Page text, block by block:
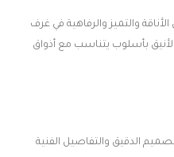
والتميز والرفاهية في غرف
الأثاث الأنيق بأسلوب يتناسب مع أذواق
لعام 2024 تتميز بالتصميم الدقيق والتفاصيل الفنية